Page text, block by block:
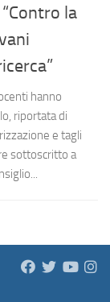
la
hanno
riportata di
e tagli
sottoscritto a